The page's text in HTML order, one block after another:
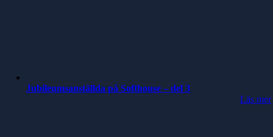
Jubileumsanställda på Softhouse – del 3
Läs mer